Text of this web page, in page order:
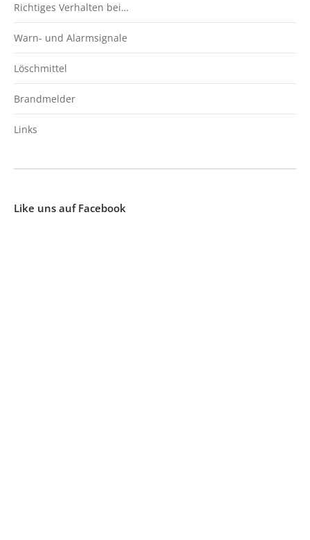
Richtiges Verhalten bei…
Warn- und Alarmsignale
Löschmittel
Brandmelder
Links
Like uns auf Facebook